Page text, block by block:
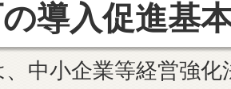
導入促進基
中小企業等経営強